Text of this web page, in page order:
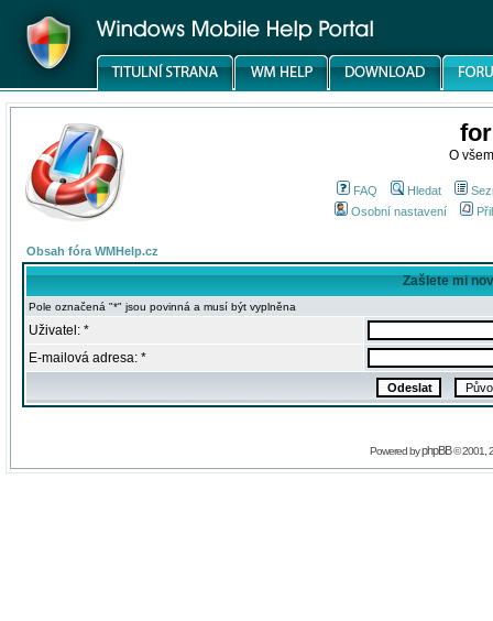
O
FAQ Hledat
Osobní nastavení
Obsah fóra WMHelp.cz
Zašlete mi
Pole označená "*" jsou povinná a musí být vyplněna
Uživatel: *
E-mailová adresa: *
Powered byphpBB© 2001,